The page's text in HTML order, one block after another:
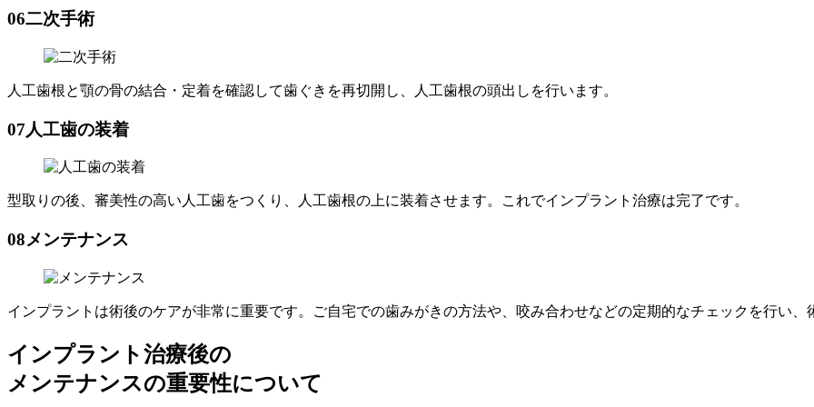
06二次手術
人工歯根と顎の骨の結合・定着を確認して歯ぐきを再切開し、人工歯根の頭出しを行います。
07人工歯の装着
型取りの後、審美性の高い人工歯をつくり、人工歯根の上に装着させます。これでインプラント治療は完了です。
08メンテナンス
インプラントは術後のケアが非常に重要です。ご自宅での歯みがきの方法や、咬み合わせなどの定期的なチェックを行い
インプラント治療後の
メンテナンスの重要性について